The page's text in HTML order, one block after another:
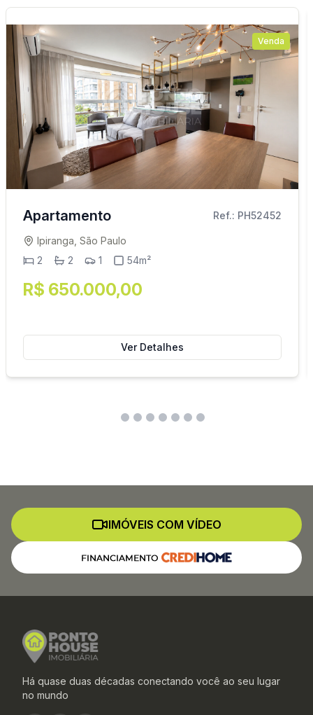
Venda
Apartamento Ref.: PH52452
Ipiranga, São Paulo
2
2 1 54m²
R$ 650.000,00
Ver Detalhes
IMÓVEIS COM VÍDEO
Há quase duas décadas conectando você ao seu lugar
no mundo